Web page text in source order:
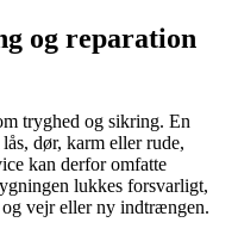
og reparation
tryghed og sikring. En
dør, karm eller rude,
kan derfor omfatte
lukkes forsvarligt,
vejr eller ny indtrængen.